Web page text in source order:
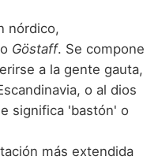
nórdico,
Göstaff. Se compone
a la gente gauta,
o al dios
significa 'bastón' o
más extendida